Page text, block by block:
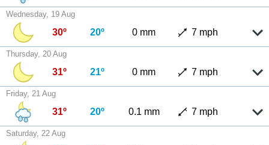
Wednesday, 19 Aug
30º 20º 0 mm 7 mph
Thursday, 20 Aug
31º 21º 0 mm 7 mph
Friday, 21 Aug
31º 20º 0.1 mm 7 mph
Saturday, 22 Aug